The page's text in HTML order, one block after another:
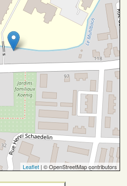
Leaflet | © OpenStreetMap contributors